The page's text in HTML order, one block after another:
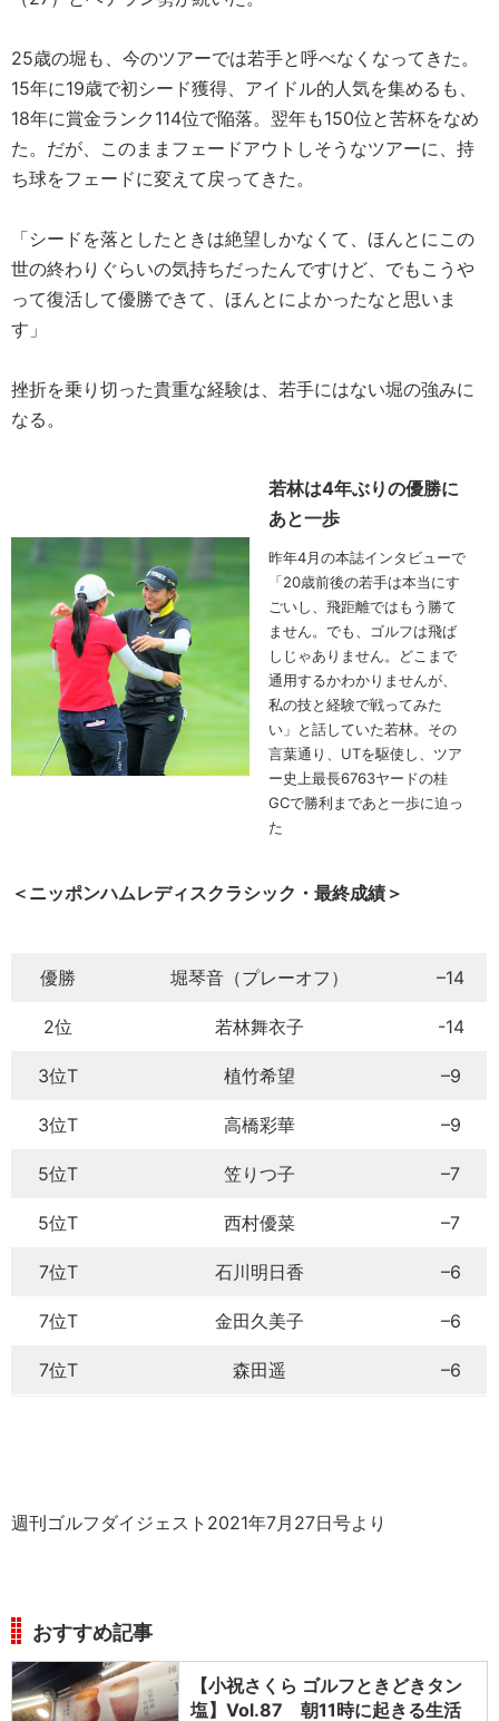
25歳の堀も、今のツアーでは若手と呼べなくなってきた。
15年に19歳で初シード獲得、アイドル的人気を集めるも、
18年に賞金ランク114位で陥落。翌年も150位と苦杯をなめ
た。だが、このままフェードアウトしそうなツアーに、持
ち球をフェードに変えて戻ってきた。
「シードを落としたときは絶望しかなくて、ほんとにこの
世の終わりぐらいの気持ちだったんですけど、でもこうや
って復活して優勝できて、ほんとによかったなと思いま
す」
挫折を乗り切った貴重な経験は、若手にはない堀の強みに
なる。
若林は4年ぶりの優勝に
あと一歩
昨年4月の本誌インタビューで
「20歳前後の若手は本当にす
ごいし、飛距離ではもう勝て
ません。でも、ゴルフは飛ば
しじゃありません。どこまで
通用するかわかりませんが、
私の技と経験で戦ってみた
い」と話していた若林。その
言葉通り、UTを駆使し、ツア
ー史上最長6763ヤードの桂
GCで勝利まであと一歩に迫っ
た
＜ニッポンハムレディスクラシック・最終成績＞
優勝 堀琴音（プレーオフ） –14
2位 若林舞衣子 -14
3位T 植竹希望 –9
3位T 高橋彩華 –9
5位T 笠りつ子 –7
5位T 西村優菜 –7
7位T 石川明日香 –6
7位T 金田久美子 –6
7位T 森田遥 –6
週刊ゴルフダイジェスト2021年7月27日号より
おすすめ記事
【小祝さくら ゴルフときどきタン
塩】Vol.87 朝11時に起きる生活